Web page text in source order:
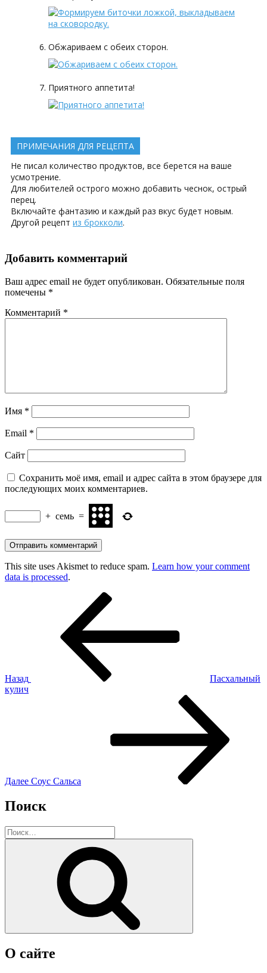
Обжариваем с обеих сторон.
Приятного аппетита!
ПРИМЕЧАНИЯ ДЛЯ РЕЦЕПТА
Не писал количество продуктов, все берется на ваше
усмотрение.
Для любителей острого можно добавить чеснок, острый
перец.
Включайте фантазию и каждый раз вкус будет новым.
Другой рецепт из брокколи.
Добавить комментарий
Ваш адрес email не будет опубликован. Обязательные поля
помечены *
Комментарий *
Имя *
Email *
Сайт
Сохранить моё имя, email и адрес сайта в этом браузере для
последующих моих комментариев.
+ семь =
This site uses Akismet to reduce spam. Learn how your comment
data is processed.
Назад
Пасхальный
кулич
Далее Соус Сальса
Поиск
Искать:
О сайте